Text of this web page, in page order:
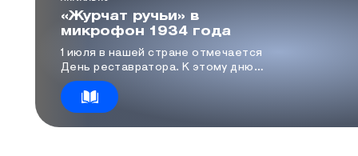
«Журчат ручьи» в
микрофон 1934 года
1 июля в нашей стране отмечается
День реставратора. К этому дню
специалисты отдела реставрации и
консервации Политехнического
музея восстановили уникальный
конденсаторный микрофон 1934